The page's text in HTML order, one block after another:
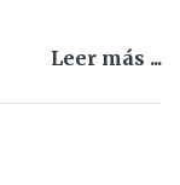
Leer más ...